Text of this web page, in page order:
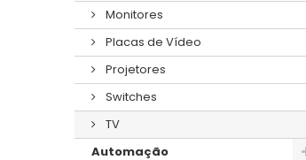
Monitores
Placas de Vídeo
Projetores
Switches
TV
Automação